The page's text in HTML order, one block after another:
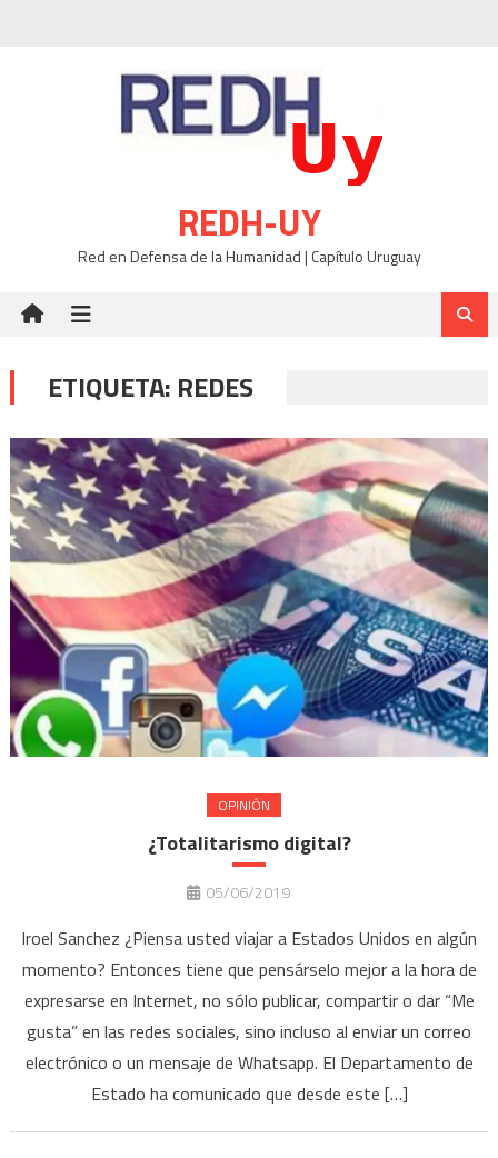
REDH-UY
Red en Defensa de la Humanidad | Capítulo Uruguay
ETIQUETA: REDES
OPINIÓN
¿Totalitarismo digital?
05/06/2019
Iroel Sanchez ¿Piensa usted viajar a Estados Unidos en algún
momento? Entonces tiene que pensárselo mejor a la hora de
expresarse en Internet, no sólo publicar, compartir o dar “Me
gusta” en las redes sociales, sino incluso al enviar un correo
electrónico o un mensaje de Whatsapp. El Departamento de
Estado ha comunicado que desde este […]